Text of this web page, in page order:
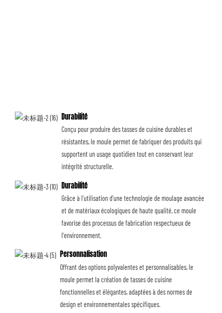
Durabilité
Conçu pour produire des tasses de cuisine durables et
résistantes, le moule permet de fabriquer des produits qui
supportent un usage quotidien tout en conservant leur
intégrité structurelle.
Durabilité
Grâce à l'utilisation d'une technologie de moulage avancée
et de matériaux écologiques de haute qualité, ce moule
favorise des processus de fabrication respectueux de
l'environnement.
Personnalisation
Offrant des options polyvalentes et personnalisables, le
moule permet la création de tasses de cuisine
fonctionnelles et élégantes, adaptées à des normes de
design et environnementales spécifiques.